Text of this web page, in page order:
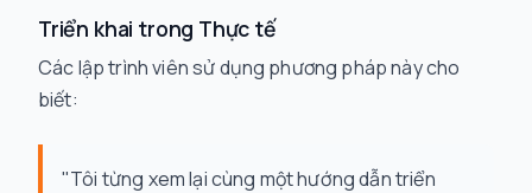
Triển khai trong Thực tế
Các lập trình viên sử dụng phương pháp này cho
biết:
"Tôi từng xem lại cùng một hướng dẫn triển